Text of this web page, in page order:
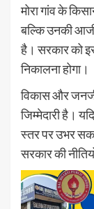
मोरा गांव के
बल्कि उनकी
है। सरकार को
निकालना होगा।
विकास और
जिम्मेदारी है।
स्तर पर उभर
सरकार की